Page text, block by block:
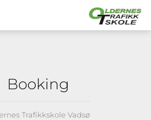
Booking
Trafikkskole Vadsø